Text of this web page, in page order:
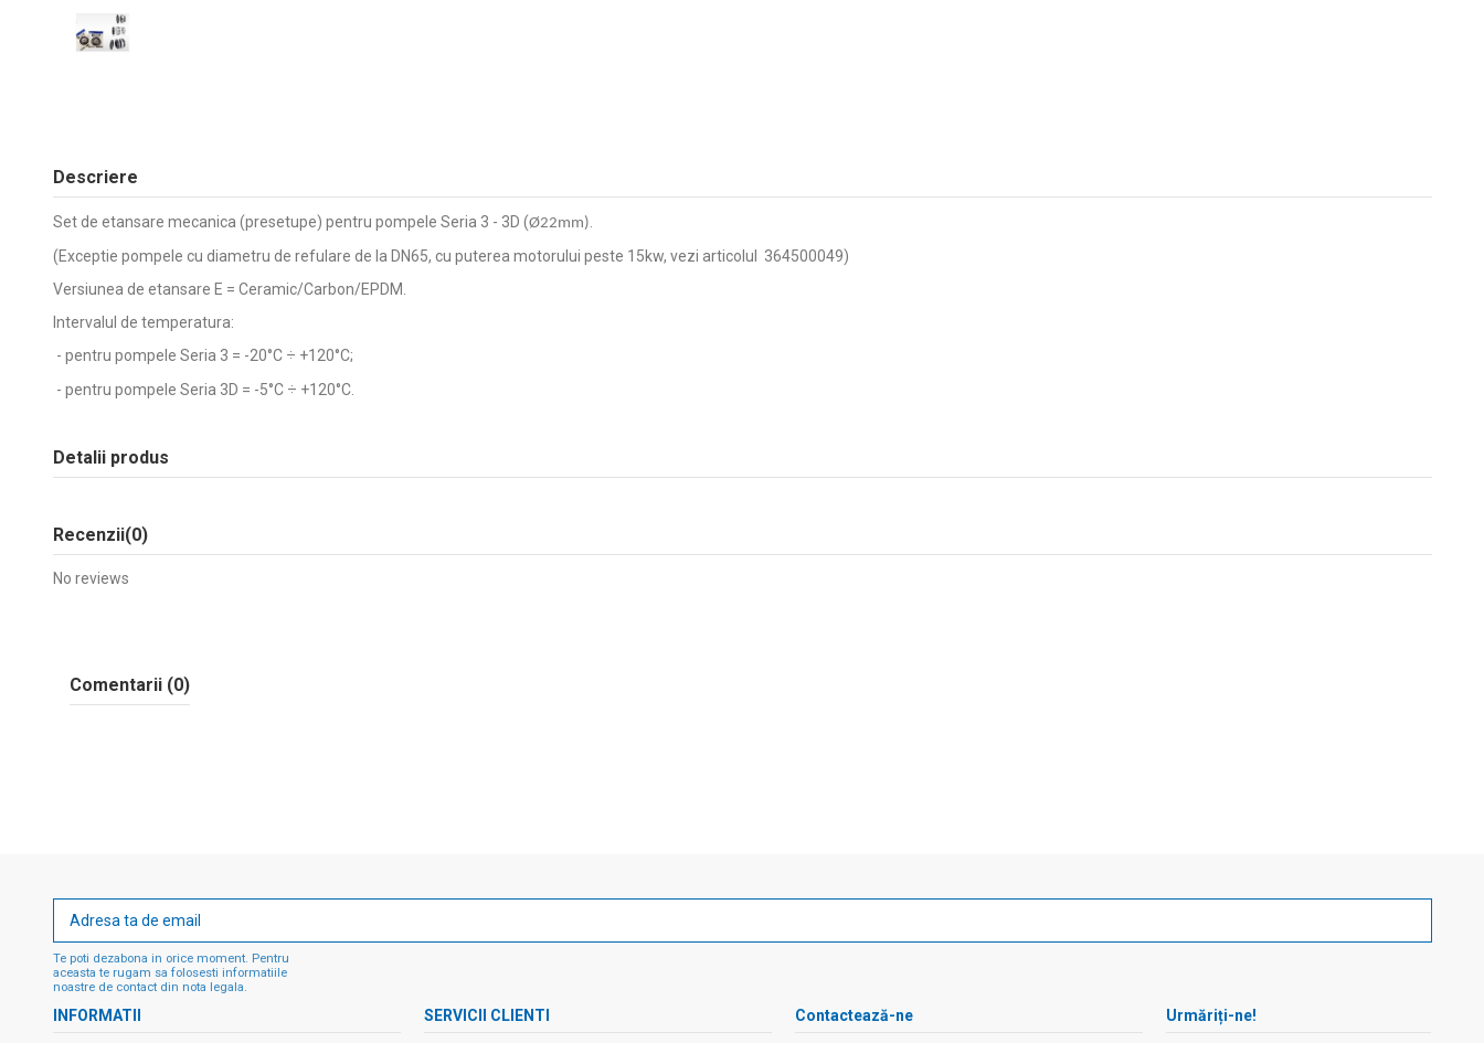
Descriere
Set de etansare mecanica (presetupe) pentru pompele Seria 3 - 3D (Ø22mm)
(Exceptie pompele cu diametru de refulare de la DN65, cu puterea motorului peste 15kw, vezi articolul 364500049)
Versiunea de etansare E = Ceramic/Carbon/EPDM.
Intervalul de temperatura:
- pentru pompele Seria 3 = -20°C ÷ +120°C;
- pentru pompele Seria 3D = -5°C ÷ +120°C.
Detalii produs
Recenzii(0)
No reviews
Comentarii (0)
Te poti dezabona in orice moment. Pentru
aceasta te rugam sa folosesti informatiile
noastre de contact din nota legala.
INFORMATII SERVICII CLIENTI Contactează-ne Urmăriți-ne!